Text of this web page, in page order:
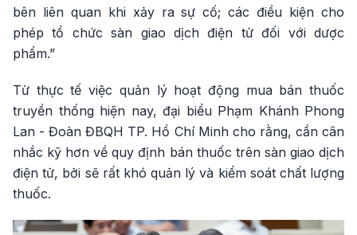
bên liên quan khi xảy ra sự cố; các điều kiện cho
phép tổ chức sàn giao dịch điện tử đối với dược
phẩm.”
Từ thực tế việc quản lý hoạt động mua bán thuốc
truyền thống hiện nay, đại biểu Phạm Khánh Phong
Lan - Đoàn ĐBQH TP. Hồ Chí Minh cho rằng, cần cân
nhắc kỹ hơn về quy định bán thuốc trên sàn giao dịch
điện tử, bởi sẽ rất khó quản lý và kiểm soát chất lượng
thuốc.